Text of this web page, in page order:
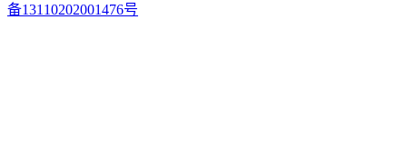
备13110202001476号